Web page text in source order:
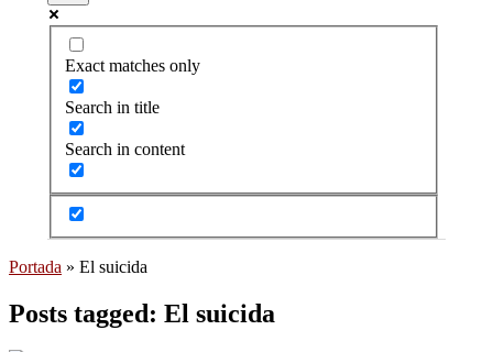
Exact matches only
Search in title
Search in content
Portada » El suicida
Posts tagged: El suicida